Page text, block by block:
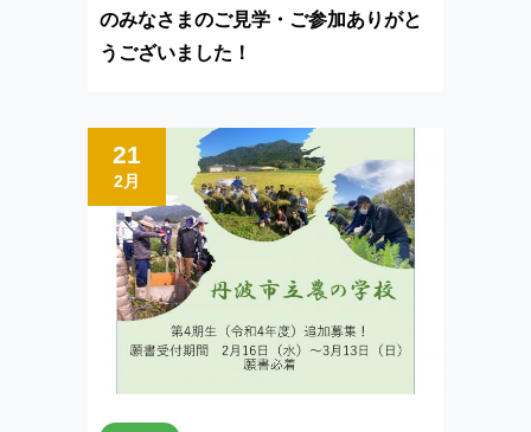
のみなさまのご見学・ご参加ありがと
うございました！
21
2月